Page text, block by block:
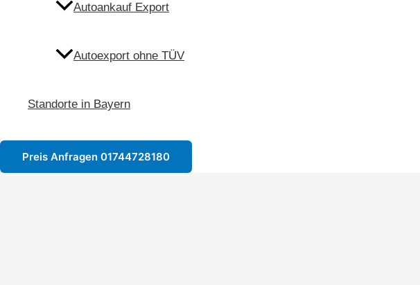
Autoankauf Export
Autoexport ohne TÜV
Standorte in Bayern
Preis Anfragen 01744728180